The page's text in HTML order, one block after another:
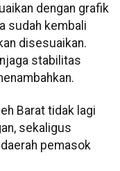
dengan grafik
sudah kembali
disesuaikan.
stabilitas
Barat tidak lagi
sekaligus
pemasok